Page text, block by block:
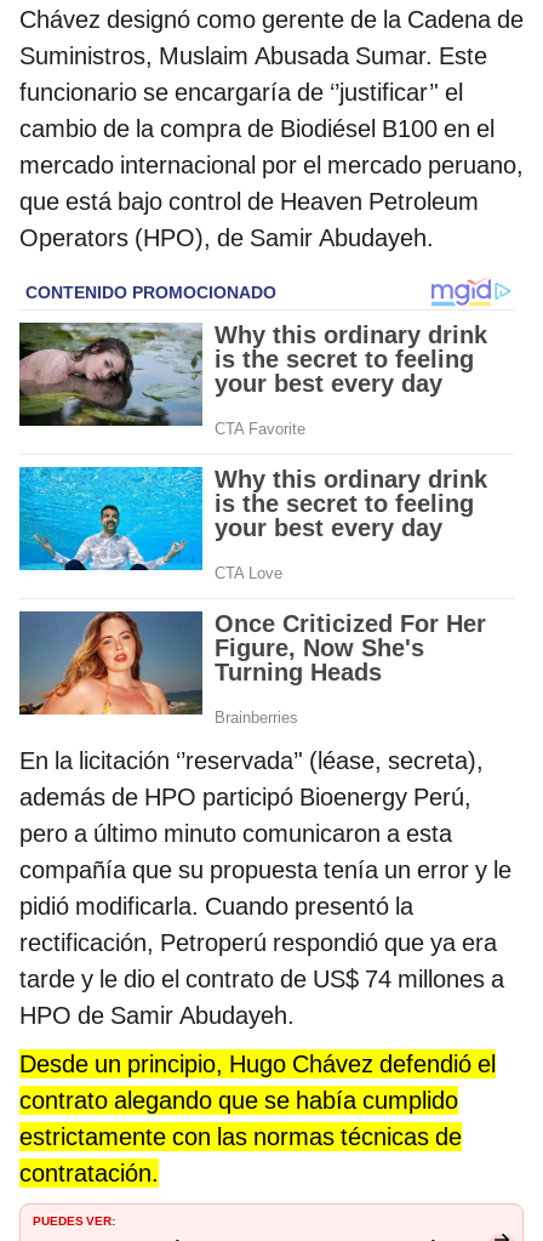
Chávez designó como gerente de la Cadena de
Suministros, Muslaim Abusada Sumar. Este
funcionario se encargaría de ‘’justificar’' el
cambio de la compra de Biodiésel B100 en el
mercado internacional por el mercado peruano,
que está bajo control de Heaven Petroleum
Operators (HPO), de Samir Abudayeh.
En la licitación ‘’reservada’' (léase, secreta),
además de HPO participó Bioenergy Perú,
pero a último minuto comunicaron a esta
compañía que su propuesta tenía un error y le
pidió modificarla. Cuando presentó la
rectificación, Petroperú respondió que ya era
tarde y le dio el contrato de US$ 74 millones a
HPO de Samir Abudayeh.
Desde un principio, Hugo Chávez defendió el
contrato alegando que se había cumplido
estrictamente con las normas técnicas de
contratación.
PUEDES VER: